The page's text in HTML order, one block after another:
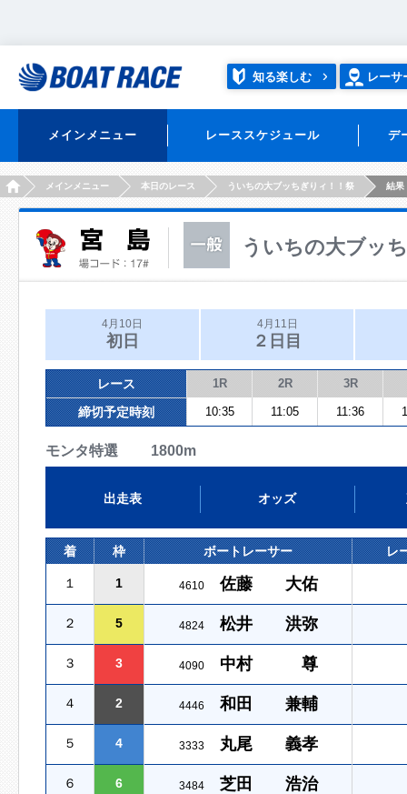
知る楽しむ レーサ
メインメニュー レーススケジュール デ
HOMEメインメニュー 本日のレース ういちの大ブッちぎりィ！！祭 結果
ういちの大ブッ
4月10日
初日
4月11日
２日目
レース 1R 2R 3R
締切予定時刻 10:35 11:05 11:36
モンタ特選 1800m
出走表 オッズ
着 枠 ボートレーサー レ
１ 1 4610 佐藤 大佑
２ 5 4824 松井 洪弥
３ 3 4090 中村 尊
４ 2 4446 和田 兼輔
５ 4 3333 丸尾 義孝
６ 6 3484 芝田 浩治